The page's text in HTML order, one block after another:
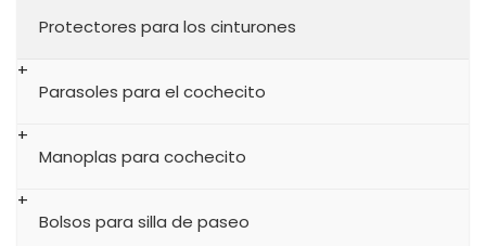
Protectores para los cinturones
Parasoles para el cochecito
Manoplas para cochecito
Bolsos para silla de paseo